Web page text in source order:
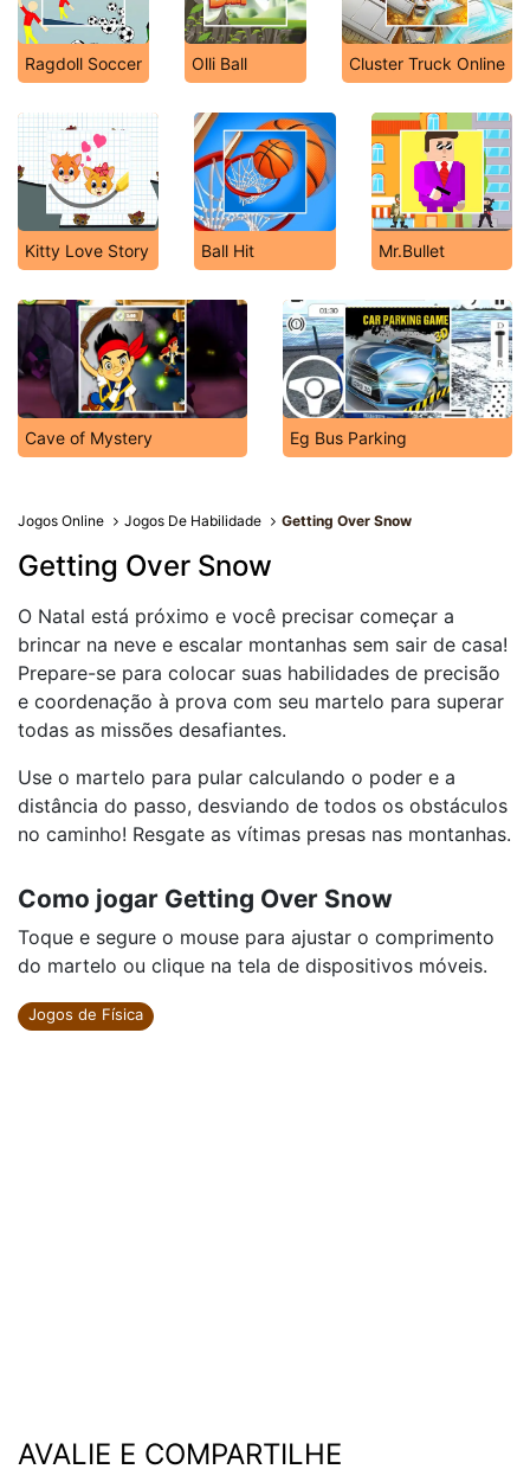
Ragdoll Soccer Olli Ball Cluster Truck Online
Kitty Love Story Ball Hit Mr.Bullet
Cave of Mystery Eg Bus Parking
Jogos Online Jogos De Habilidade Getting Over Snow
Getting Over Snow
O Natal está próximo e você precisar começar a
brincar na neve e escalar montanhas sem sair de casa!
Prepare-se para colocar suas habilidades de precisão
e coordenação à prova com seu martelo para superar
todas as missões desafiantes.
Use o martelo para pular calculando o poder e a
distância do passo, desviando de todos os obstáculos
no caminho! Resgate as vítimas presas nas montanhas.
Como jogar Getting Over Snow
Toque e segure o mouse para ajustar o comprimento
do martelo ou clique na tela de dispositivos móveis.
Jogos de Física
AVALIE E COMPARTILHE